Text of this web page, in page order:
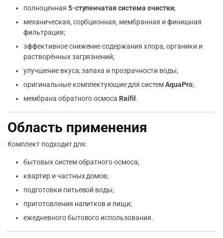
полноценная 5-ступенчатая система очистки;
механическая, сорбционная, мембранная и финишная
фильтрация;
эффективное снижение содержания хлора, органики и
растворённых загрязнений;
улучшение вкуса, запаха и прозрачности воды;
оригинальные комплектующие для системAquaPro;
мембрана обратного осмоса Raifil .
Область применения
Комплект подходит для:
бытовых систем обратного осмоса;
квартир и частных домов;
подготовки питьевой воды;
приготовления напитков и пищи;
ежедневного бытового использования.